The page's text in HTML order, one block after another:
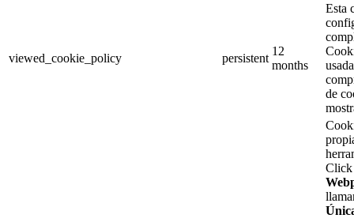
viewed_cookie_policy persistent
12
months
Esta
de